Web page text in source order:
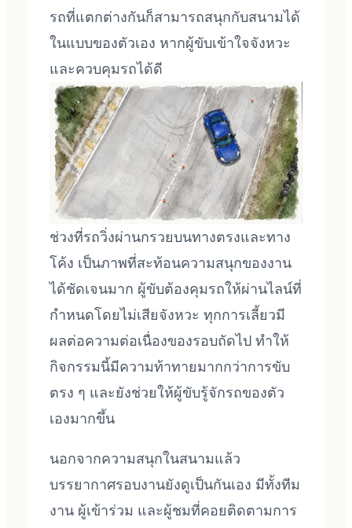
รถที่แตกต่างกันก็สามารถสนุกกับสนามได้
ในแบบของตัวเอง หากผู้ขับเข้าใจจังหวะ
และควบคุมรถได้ดี
ช่วงที่รถวิ่งผ่านกรวยบนทางตรงและทาง
โค้ง เป็นภาพที่สะท้อนความสนุกของงาน
ได้ชัดเจนมาก ผู้ขับต้องคุมรถให้ผ่านไลน์ที่
กำหนดโดยไม่เสียจังหวะ ทุกการเลี้ยวมี
ผลต่อความต่อเนื่องของรอบถัดไป ทำให้
กิจกรรมนี้มีความท้าทายมากกว่าการขับ
ตรง ๆ และยังช่วยให้ผู้ขับรู้จักรถของตัว
เองมากขึ้น
นอกจากความสนุกในสนามแล้ว
บรรยากาศรอบงานยังดูเป็นกันเอง มีทั้งทีม
งาน ผู้เข้าร่วม และผู้ชมที่คอยติดตามการ